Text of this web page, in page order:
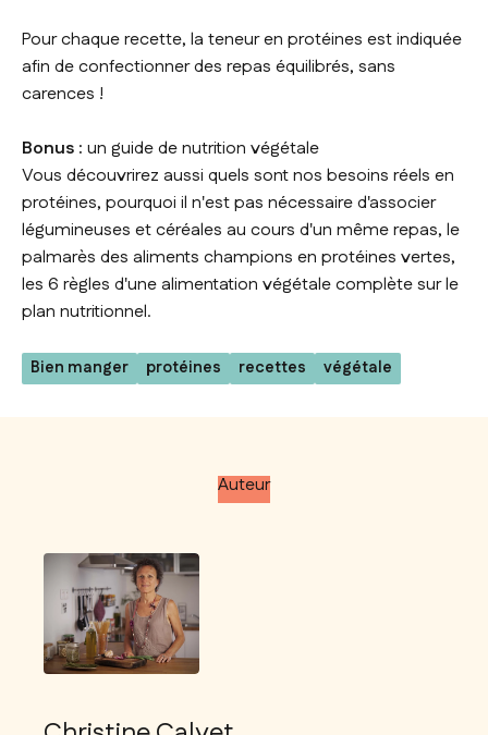
Pour chaque recette, la teneur en protéines est indiquée
afin de confectionner des repas équilibrés, sans
carences !
Bonus : un guide de nutrition végétale
Vous découvrirez aussi quels sont nos besoins réels en
protéines, pourquoi il n'est pas nécessaire d'associer
légumineuses et céréales au cours d'un même repas, le
palmarès des aliments champions en protéines vertes,
les 6 règles d'une alimentation végétale complète sur le
plan nutritionnel.
Bien manger protéines recettes végétale
Auteur